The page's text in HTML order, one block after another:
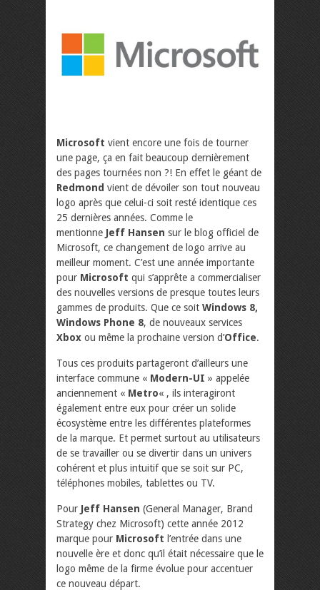
Microsoft vient encore une fois de tourner
une page, ça en fait beaucoup dernièrement
des pages tournées non ?! En effet le géant de
Redmond vient de dévoiler son tout nouveau
logo après que celui-ci soit resté identique ces
25 dernières années. Comme le
mentionne Jeff Hansen sur le blog officiel de
Microsoft, ce changement de logo arrive au
meilleur moment. C’est une année importante
pour Microsoft qui s’apprête a commercialiser
des nouvelles versions de presque toutes leurs
gammes de produits. Que ce soit Windows 8,
Windows Phone 8, de nouveaux services
Xbox ou même la prochaine version d’Office.
Tous ces produits partageront d’ailleurs une
interface commune « Modern-UI » appelée
anciennement « Metro« , ils interagiront
également entre eux pour créer un solide
écosystème entre les différentes plateformes
de la marque. Et permet surtout au utilisateurs
de se travailler ou se divertir dans un univers
cohérent et plus intuitif que se soit sur PC,
téléphones mobiles, tablettes ou TV.
Pour Jeff Hansen (General Manager, Brand
Strategy chez Microsoft) cette année 2012
marque pour Microsoft l’entrée dans une
nouvelle ère et donc qu’il était nécessaire que le
logo même de la firme évolue pour accentuer
ce nouveau départ.